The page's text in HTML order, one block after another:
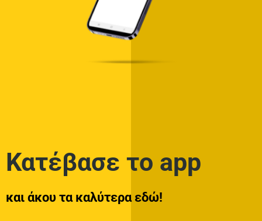
Κατέβασε το app
και άκου τα καλύτερα εδώ!